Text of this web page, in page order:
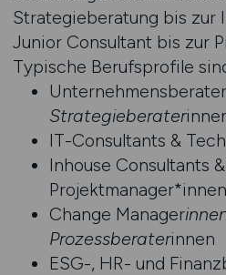
Strategieberatung bis zur
Junior Consultant bis zur
Typische Berufsprofile
Unternehmensberater
Strategieberater
IT-Consultants &
Inhouse Consultants &
Projektmanager*innen
Change Manager
Prozessberaterinnen
ESG-, HR- und